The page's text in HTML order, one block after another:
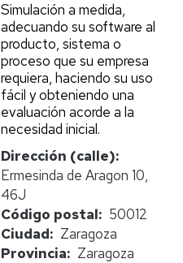
Simulación a medida,
adecuando su software al
producto, sistema o
proceso que su empresa
requiera, haciendo su uso
fácil y obteniendo una
evaluación acorde a la
necesidad inicial.
Dirección (calle)
Ermesinda de Aragon 10,
46J
Código postal
50012
Ciudad
Zaragoza
Provincia
Zaragoza